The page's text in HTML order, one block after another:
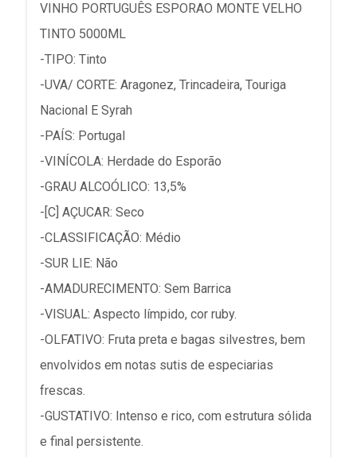
VINHO PORTUGUÊS ESPORAO MONTE VELHO
TINTO 5000ML
-TIPO: Tinto
-UVA/ CORTE: Aragonez, Trincadeira, Touriga
Nacional E Syrah
-PAÍS: Portugal
-VINÍCOLA: Herdade do Esporão
-GRAU ALCOÓLICO: 13,5%
-[C] AÇUCAR: Seco
-CLASSIFICAÇÃO: Médio
-SUR LIE: Não
-AMADURECIMENTO: Sem Barrica
-VISUAL: Aspecto límpido, cor ruby.
-OLFATIVO: Fruta preta e bagas silvestres, bem
envolvidos em notas sutis de especiarias
frescas.
-GUSTATIVO: Intenso e rico, com estrutura sólida
e final persistente.